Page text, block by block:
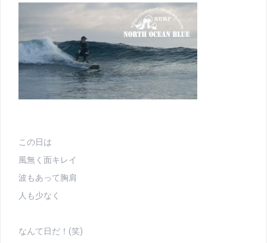
この日は
風無く面キレイ
波もあって胸肩
人も少なく
なんて日だ！(笑)